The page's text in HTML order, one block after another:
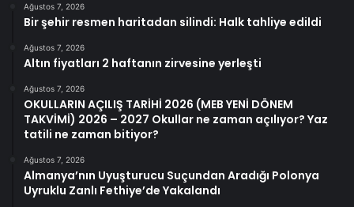
Ağustos 7, 2026
Bir şehir resmen haritadan silindi: Halk tahliye edildi
Ağustos 7, 2026
Altın fiyatları 2 haftanın zirvesine yerleşti
Ağustos 7, 2026
OKULLARIN AÇILIŞ TARİHİ 2026 (MEB YENİ DÖNEM
TAKVİMİ) 2026 – 2027 Okullar ne zaman açılıyor? Yaz
tatili ne zaman bitiyor?
Ağustos 7, 2026
Almanya’nın Uyuşturucu Suçundan Aradığı Polonya
Uyruklu Zanlı Fethiye’de Yakalandı